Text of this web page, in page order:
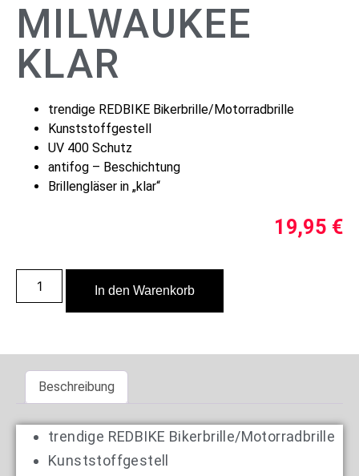
MILWAUKEE
KLAR
trendige REDBIKE Bikerbrille/Motorradbrille
Kunststoffgestell
UV 400 Schutz
antifog – Beschichtung
Brillengläser in „klar“
19,95 €
In den Warenkorb
Beschreibung
trendige REDBIKE Bikerbrille/Motorradbrille
Kunststoffgestell